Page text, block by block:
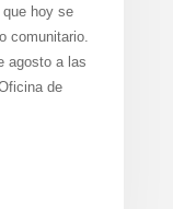
hoy se
comunitario.
agosto a las
de